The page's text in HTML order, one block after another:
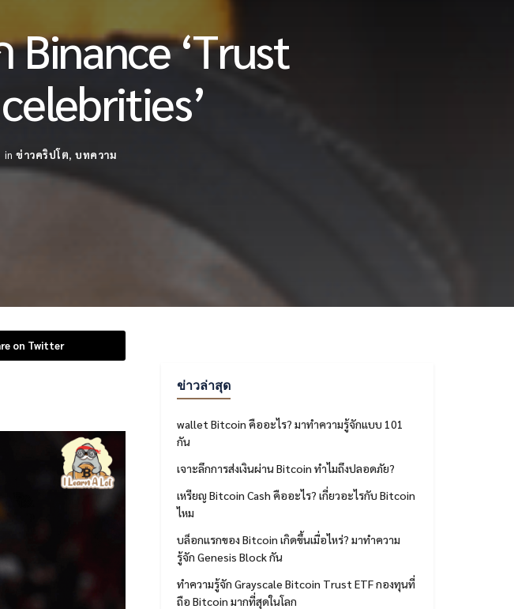
‘Trust
in ข่าวคริปโต,บทความ
on Twitter
ข่าวล่าสุด
wallet Bitcoin คืออะไร? มาทำความรู้จักแบบ 101
กัน
เจาะลึกการส่งเงินผ่าน Bitcoin ทำไมถึงปลอดภัย?
เหรียญ Bitcoin Cash คืออะไร? เกี่ยวอะไรกับ Bitcoin
ไหม
บล็อกแรกของ Bitcoin เกิดขึ้นเมื่อไหร่? มาทำความ
รู้จัก Genesis Block กัน
ทำความรู้จัก Grayscale Bitcoin Trust ETF กองทุนที่
ถือ Bitcoin มากที่สุดในโลก